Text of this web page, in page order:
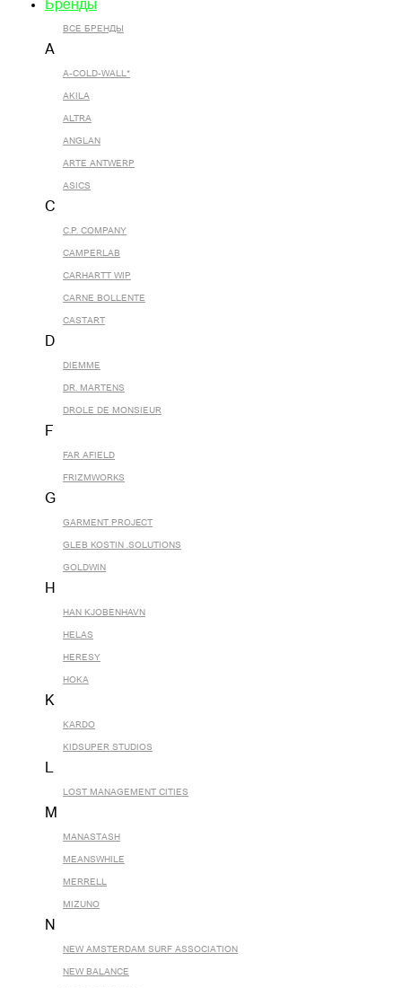
Бренды
ВСЕ БРЕНДЫ
A
A-COLD-WALL*
AKILA
ALTRA
ANGLAN
ARTE ANTWERP
ASICS
C
C.P. COMPANY
CAMPERLAB
CARHARTT WIP
CARNE BOLLENTE
CASTART
D
DIEMME
DR. MARTENS
DROLE DE MONSIEUR
F
FAR AFIELD
FRIZMWORKS
G
GARMENT PROJECT
GLEB KOSTIN .SOLUTIONS
GOLDWIN
H
HAN KJOBENHAVN
HELAS
HERESY
HOKA
K
KARDO
KIDSUPER STUDIOS
L
LOST MANAGEMENT CITIES
M
MANASTASH
MEANSWHILE
MERRELL
MIZUNO
N
NEW AMSTERDAM SURF ASSOCIATION
NEW BALANCE